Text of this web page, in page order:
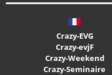
Crazy-EVG
Crazy-evjF
Crazy-Weekend
Crazy-Seminaire